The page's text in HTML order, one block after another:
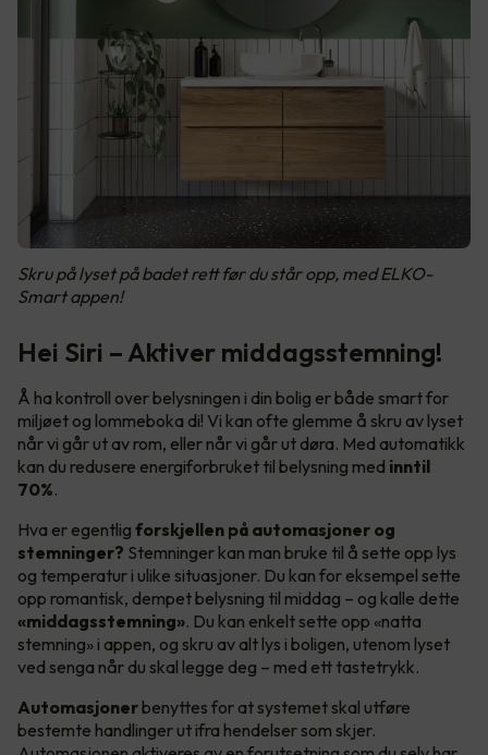
Skru på lyset på badet rett før du står opp, med ELKO-
Smart appen!
Hei Siri – Aktiver middagsstemning!
Å ha kontroll over belysningen i din bolig er både smart for
miljøet og lommeboka di! Vi kan ofte glemme å skru av lyset
når vi går ut av rom, eller når vi går ut døra. Med automatikk
kan du redusere energiforbruket til belysning med inntil
70%.
Hva er egentlig forskjellen på automasjoner og
stemninger? Stemninger kan man bruke til å sette opp lys
og temperatur i ulike situasjoner. Du kan for eksempel sette
opp romantisk, dempet belysning til middag – og kalle dette
«middagsstemning». Du kan enkelt sette opp «natta
stemning» i appen, og skru av alt lys i boligen, utenom lyset
ved senga når du skal legge deg – med ett tastetrykk.
Automasjonerbenyttes for at systemet skal utføre
bestemte handlinger ut ifra hendelser som skjer.